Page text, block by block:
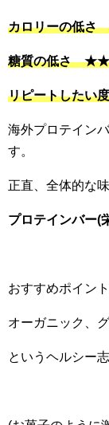
カロリーの
糖質の低さ
リピートした
海外プロテイン
す。
正直、全体的な
プロテインバー(
おすすめポイン
オーガニック、
というヘルシー